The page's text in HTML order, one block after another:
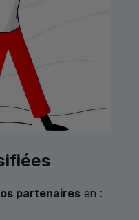
partenaires en :